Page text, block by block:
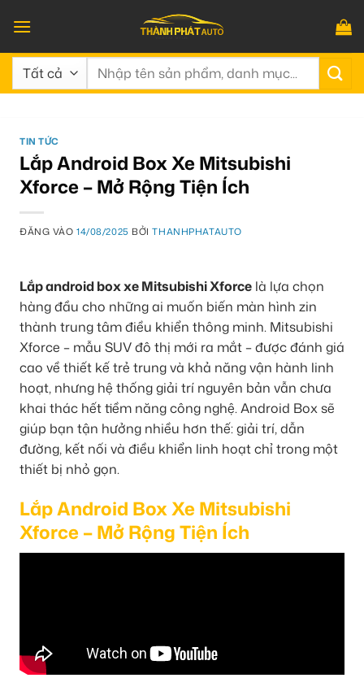
qua
nội
dung
Tìm
TIN TỨC
Lắp Android Box Xe Mitsubishi
Xforce – Mở Rộng Tiện Ích
ĐĂNG VÀO14/08/2025 BỞITHANHPHATAUTO
Lắp android box xe Mitsubishi Xforce là lựa chọn
hàng đầu cho những ai muốn biến màn hình zin
thành trung tâm điều khiển thông minh. Mitsubishi
Xforce – mẫu SUV đô thị mới ra mắt – được đánh giá
cao về thiết kế trẻ trung và khả năng vận hành linh
hoạt, nhưng hệ thống giải trí nguyên bản vẫn chưa
khai thác hết tiềm năng công nghệ. Android Box sẽ
giúp bạn tận hưởng nhiều hơn thế: giải trí, dẫn
đường, kết nối và điều khiển linh hoạt chỉ trong một
thiết bị nhỏ gọn.
Lắp Android Box Xe Mitsubishi
Xforce – Mở Rộng Tiện Ích